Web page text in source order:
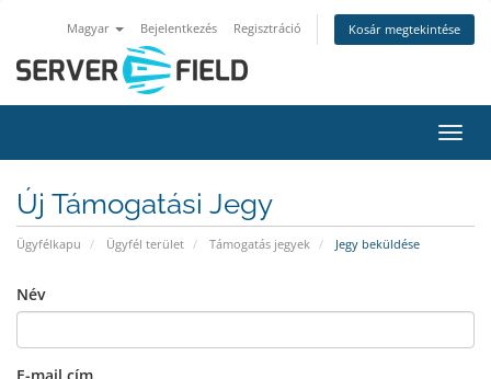
Magyar Bejelentkezés Regisztráció Kosár megtekintése
Új Támogatási Jegy
Ügyfélkapu Ügyfél terület Támogatás jegyek Jegy beküldése
Név